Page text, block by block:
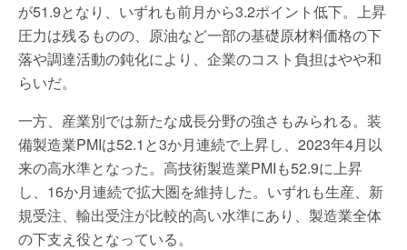
が51.9となり、いずれも前月から3.2ポイント低下。上昇
圧力は残るものの、原油など一部の基礎原材料価格の下
落や調達活動の鈍化により、企業のコスト負担はやや和
らいだ。
一方、産業別では新たな成長分野の強さもみられる。装
備製造業PMIは52.1と3か月連続で上昇し、2023年4月以
来の高水準となった。高技術製造業PMIも52.9に上昇
し、16か月連続で拡大圏を維持した。いずれも生産、新
規受注、輸出受注が比較的高い水準にあり、製造業全体
の下支え役となっている。